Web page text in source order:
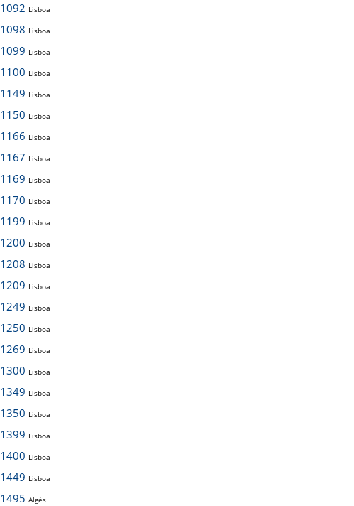
1092 Lisboa
1098 Lisboa
1099 Lisboa
1100 Lisboa
1149 Lisboa
1150 Lisboa
1166 Lisboa
1167 Lisboa
1169 Lisboa
1170 Lisboa
1199 Lisboa
1200 Lisboa
1208 Lisboa
1209 Lisboa
1249 Lisboa
1250 Lisboa
1269 Lisboa
1300 Lisboa
1349 Lisboa
1350 Lisboa
1399 Lisboa
1400 Lisboa
1449 Lisboa
1495 Algés